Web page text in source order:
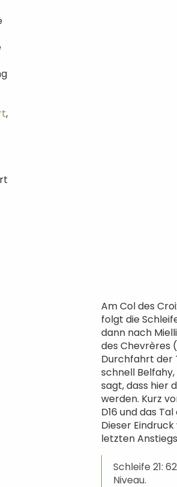
,
Am Col des
folgt die
dann nach
des Chevrères
Durchfahrt der
schnell
sagt, dass hier
werden. Kurz
D16 und das
Dieser
letzten
Schleife 21:
Niveau.